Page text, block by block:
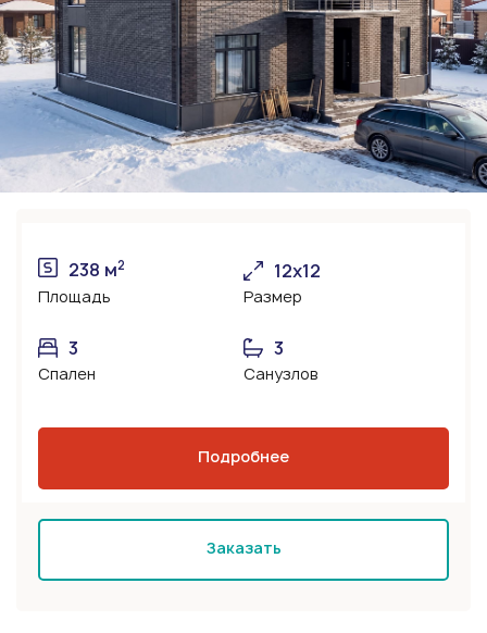
238 м2
Площадь
12х12
Размер
3
Спален
3
Санузлов
Подробнее
Заказать